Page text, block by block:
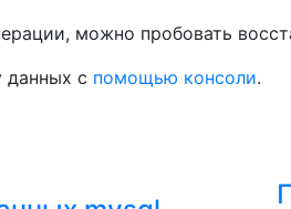
можно пробовать
данных с помощью консоли.